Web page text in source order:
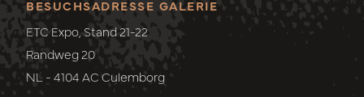
BESUCHSADRESSE GALERIE
ETC Expo, Stand 21-22
Randweg 20
NL - 4104 AC Culemborg